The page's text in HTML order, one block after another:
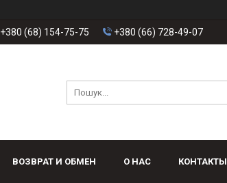
+380 (68) 154-75-75 +380 (66) 728-49-07
ВОЗВРАТ И ОБМЕН О НАС КОНТАКТЫ